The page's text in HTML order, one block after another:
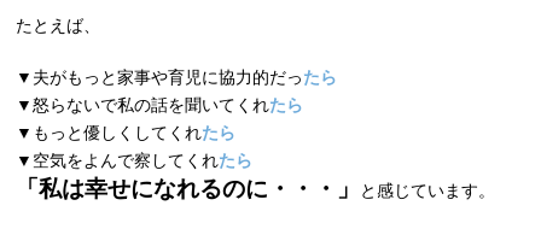
たとえば、
▼夫がもっと家事や育児に協力的だったら
▼怒らないで私の話を聞いてくれたら
▼もっと優しくしてくれたら
▼空気をよんで察してくれたら
「私は幸せになれるのに・・・」 と感じています。